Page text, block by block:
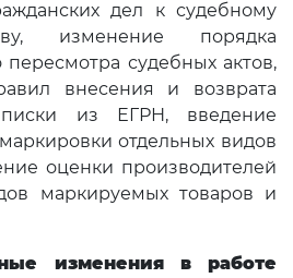
дел к судебному
изменение порядка
пересмотра судебных актов,
внесения и возврата
из ЕГРН, введение
отдельных видов
оценки производителей
маркируемых товаров и
изменения в работе